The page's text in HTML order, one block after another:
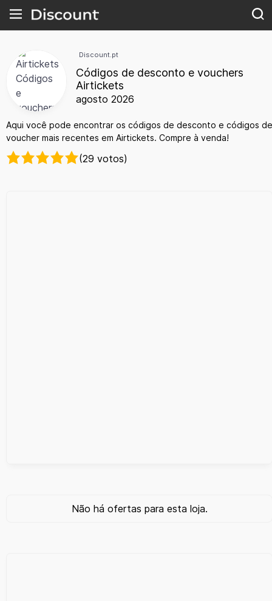
Discount.pt
Códigos de desconto e vouchers
Airtickets
agosto 2026
Aqui você pode encontrar os códigos de desconto e códigos de
voucher mais recentes em Airtickets. Compre à venda!
(29 votos)
Não há ofertas para esta loja.